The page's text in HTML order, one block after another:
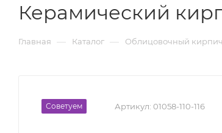
Керамический
Главная — Каталог — Облицовочный кирпич
Советуем Артикул: 01058-110-116